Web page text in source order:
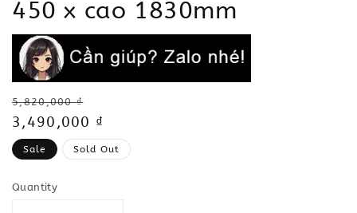
450 x cao 1830mm
Regular
price
5,820,000 ₫
Sale
price
3,490,000 ₫
Sale Sold Out
Quantity